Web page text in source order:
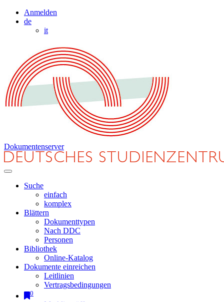
Anmelden
de
it
Dokumentenserver
Suche
einfach
komplex
Blättern
Dokumenttypen
Nach DDC
Personen
Bibliothek
Online-Katalog
Dokumente einreichen
Leitlinien
Vertragsbedingungen
0